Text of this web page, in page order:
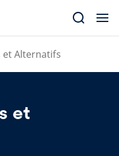
et Alternatifs
et